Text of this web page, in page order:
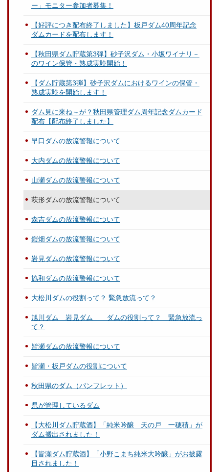
ー」モニター参加者募集！
【好評につき配布終了しました】板戸ダム40周年記念
ダムカードを配布します！
【秋田県ダム貯蔵第3弾】砂子沢ダム・小坂ワイナリ－
のワイン保管・熟成実験開始！
【ダム貯蔵第3弾】砂子沢ダムにおけるワインの保管・
熟成実験を開始します！
ダム見に来ね～が？秋田県管理ダム周年記念ダムカード
配布【配布終了しました】
早口ダムの放流警報について
大内ダムの放流警報について
山瀬ダムの放流警報について
萩形ダムの放流警報について
森吉ダムの放流警報について
鎧畑ダムの放流警報について
岩見ダムの放流警報について
協和ダムの放流警報について
大松川ダムの役割って？ 緊急放流って？
旭川ダム 岩見ダム ダムの役割って？ 緊急放流っ
て？
皆瀬ダムの放流警報について
皆瀬・板戸ダムの役割について
秋田県のダム（パンフレット）
県が管理しているダム
【大松川ダム貯蔵酒】「純米吟醸 天の戸 一穂積」が
ダム搬出されました！
【皆瀬ダム貯蔵酒】「小野こまち純米大吟醸」がお披露
目されました！